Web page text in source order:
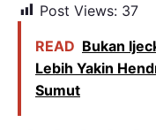
Post Views: 37
READ Bukan
Lebih Yakin
Sumut